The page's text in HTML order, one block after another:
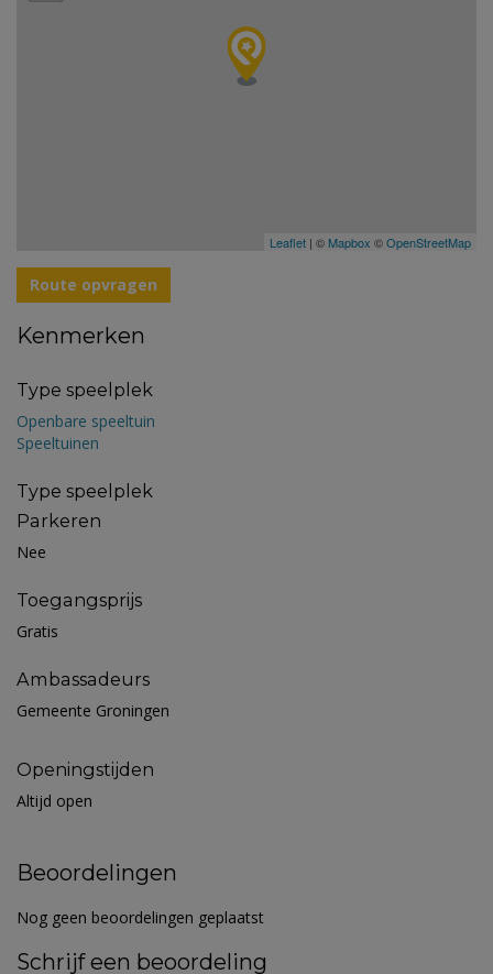
Leaflet | © Mapbox ©OpenStreetMap
Route opvragen
Kenmerken
Type speelplek
Openbare speeltuin
Speeltuinen
Type speelplek
Parkeren
Nee
Toegangsprijs
Gratis
Ambassadeurs
Gemeente Groningen
Openingstijden
Altijd open
Beoordelingen
Nog geen beoordelingen geplaatst
Schrijf een beoordeling